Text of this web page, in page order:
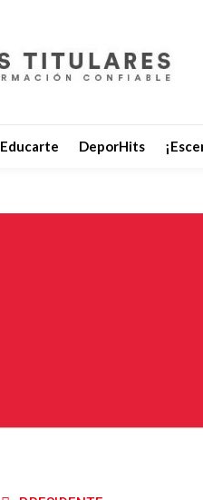
Educarte DeporHits